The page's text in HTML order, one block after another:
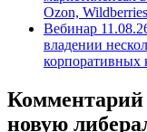
Ozon,
Вебинар
владении
корпоративных
новую